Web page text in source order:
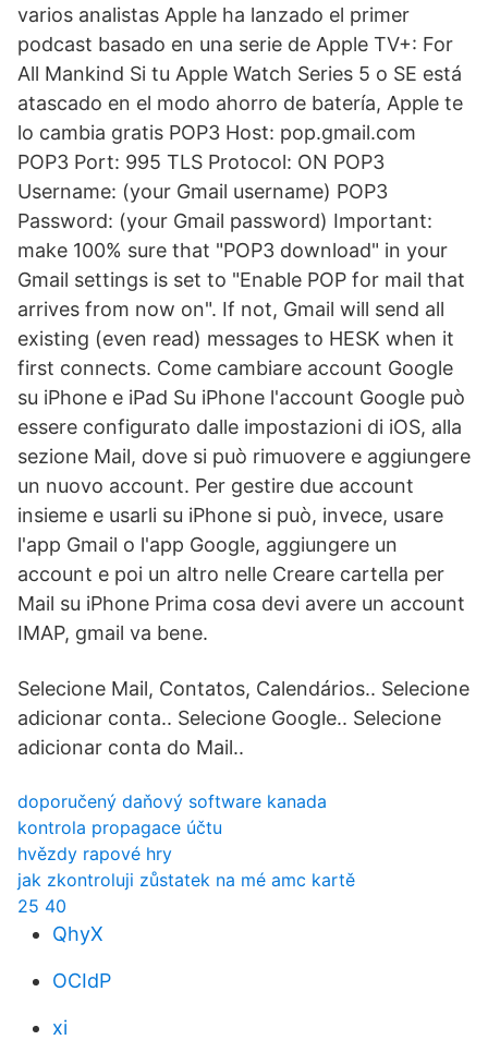
varios analistas Apple ha lanzado el primer
podcast basado en una serie de Apple TV+: For
All Mankind Si tu Apple Watch Series 5 o SE está
atascado en el modo ahorro de batería, Apple te
lo cambia gratis POP3 Host: pop.gmail.com
POP3 Port: 995 TLS Protocol: ON POP3
Username: (your Gmail username) POP3
Password: (your Gmail password) Important:
make 100% sure that "POP3 download" in your
Gmail settings is set to "Enable POP for mail that
arrives from now on". If not, Gmail will send all
existing (even read) messages to HESK when it
first connects. Come cambiare account Google
su iPhone e iPad Su iPhone l'account Google può
essere configurato dalle impostazioni di iOS, alla
sezione Mail, dove si può rimuovere e aggiungere
un nuovo account. Per gestire due account
insieme e usarli su iPhone si può, invece, usare
l'app Gmail o l'app Google, aggiungere un
account e poi un altro nelle Creare cartella per
Mail su iPhone Prima cosa devi avere un account
IMAP, gmail va bene.
Selecione Mail, Contatos, Calendários.. Selecione
adicionar conta.. Selecione Google.. Selecione
adicionar conta do Mail..
doporučený daňový software kanada
kontrola propagace účtu
hvězdy rapové hry
jak zkontroluji zůstatek na mé amc kartě
25 40
QhyX
OCIdP
xi